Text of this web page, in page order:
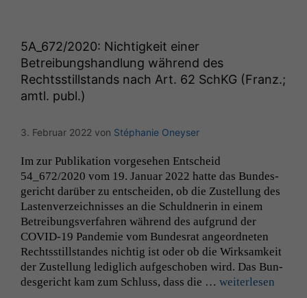
5A_672/2020: Nichtigkeit einer
Betreibungshandlung während des
Rechtsstillstands nach Art. 62 SchKG (Franz.;
amtl. publ.)
3. Februar 2022 von Stéphanie Oneyser
Im zur Pub­lika­tion vorge­se­hen Entscheid
54_672/2020 vom 19. Jan­u­ar 2022 hat­te das Bun­des­
gericht darüber zu entschei­den, ob die Zustel­lung des
Las­ten­verze­ich­niss­es an die Schuld­ner­in in einem
Betrei­bungsver­fahren während des auf­grund der
COVID-19 Pan­demie vom Bun­desrat ange­ord­neten
Rechtsstill­standes nichtig ist oder ob die Wirk­samkeit
der Zustel­lung lediglich aufgeschoben wird. Das Bun­
des­gericht kam zum Schluss, dass die … weit­er­lesen